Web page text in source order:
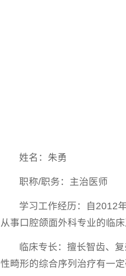
姓名：朱勇
职称/职务：主治医师
学习工作经历：自2012
从事口腔颌面外科专业的临床
临床专长：擅长智齿、
性畸形的综合序列治疗有一